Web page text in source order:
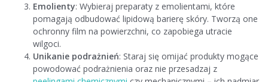
Emolienty: Wybieraj preparaty z emolientami, które
pomagają odbudować lipidową barierę skóry. Tworzą one
ochronny film na powierzchni, co zapobiega utracie
wilgoci.
Unikanie podrażnień: Staraj się omijać produkty mogące
powodować podrażnienia oraz nie przesadzaj z